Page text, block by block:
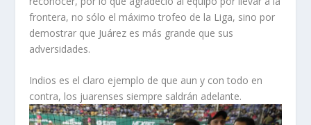
frontera, no sólo el máximo trofeo de la Liga, sino por
demostrar que Juárez es más grande que sus
adversidades.
Indios es el claro ejemplo de que aun y con todo en
contra, los juarenses siempre saldrán adelante.